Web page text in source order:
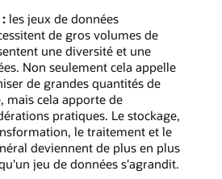
les jeux de données
de gros volumes de
une diversité et une
Non seulement cela appelle
de grandes quantités de
mais cela apporte de
pratiques. Le stockage,
le traitement et le
deviennent de plus en plus
jeu de données s'agrandit.